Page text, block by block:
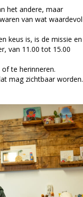
het andere, maar
van wat waardevol
keus is, is de missie en
van 11.00 tot 15.00
te herinneren.
mag zichtbaar worden.